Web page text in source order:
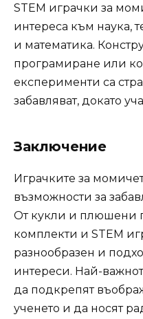
STEM играчки за
интереса към наука,
и математика.
програмиране или
експерименти са
забавляват, докато
Заключение
Играчките за
възможности за
От кукли и плюшени
комплекти и STEM
разнообразен и
интереси. Най-
да подкрепят
ученето и да носят